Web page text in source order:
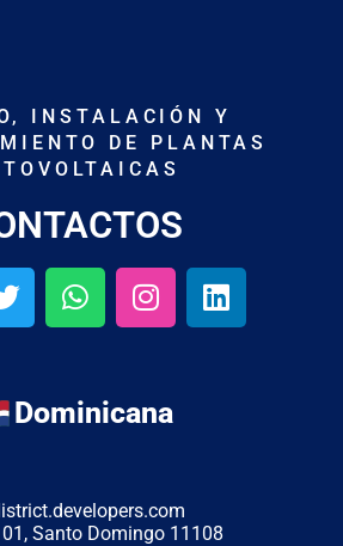
INSTALACIÓN Y
DE PLANTAS
Dominicana
Santo Domingo 11108